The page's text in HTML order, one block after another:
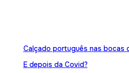
Calçado português nas bocas
E depois da Covid?